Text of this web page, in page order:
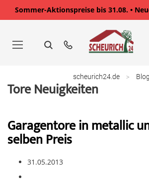
Sommer-Aktionspreise bis 31.08. •
springen
scheurich24.de Blog
Tore Neuigkeiten
Garagentore in metallic
selben Preis
31.05.2013